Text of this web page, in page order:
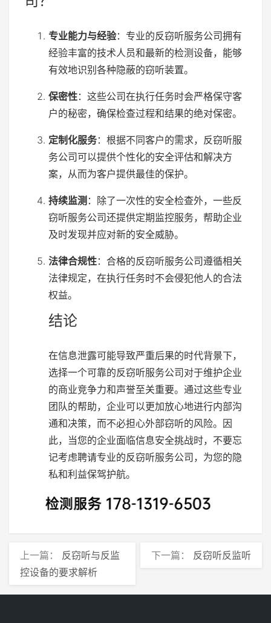
专业能力与经验：专业的反窃听服务公司拥有
经验丰富的技术人员和最新的检测设备，能够
有效地识别各种隐蔽的窃听装置。
保密性：这些公司在执行任务时会严格保守客
户的秘密，确保检查过程和结果的绝对保密。
定制化服务：根据不同客户的需求，反窃听服
务公司可以提供个性化的安全评估和解决方
案，从而为客户提供最佳的保护。
持续监测 ：除了一次性的安全检查外，一些反
窃听服务公司还提供定期监控服务，帮助企业
及时发现并应对新的安全威胁。
法律合规性：合格的反窃听服务公司遵循相关
法律规定，在执行任务时不会侵犯他人的合法
权益。
结论
在信息泄露可能导致严重后果的时代背景下，
选择一个可靠的反窃听服务公司对于维护企业
的商业竞争力和声誉至关重要。通过这些专业
团队的帮助，企业可以更加放心地进行内部沟
通和决策，而不必担心外部窃听的风险。因
此，当您的企业面临信息安全挑战时，不要忘
记考虑聘请专业的反窃听服务公司，为您的隐
私和利益保驾护航。
上一篇： 反窃听与反监
控设备的要求解析
下一篇： 反窃听反监听